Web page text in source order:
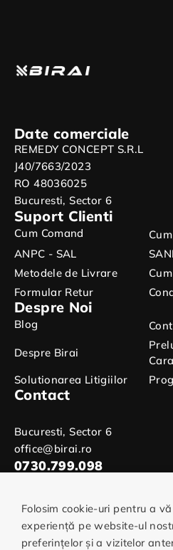
Date comerciale
REMEDY CONCEPT S.R.L
J40/7663/2023
RO 48036025
Bucuresti, Sector 6
Suport Clienti
Cum Comand
ANPC - SAL
Metodele de Livrare
Formular Retur
Despre Noi
Blog
Despre Birai
Solutionarea Litigiilor
Contact
Bucuresti, Sector 6
office@birai.ro
0730.799.098
Folosim cookie-uri pentru a
experiență pe website-ul
preferințelor și a vizitelor